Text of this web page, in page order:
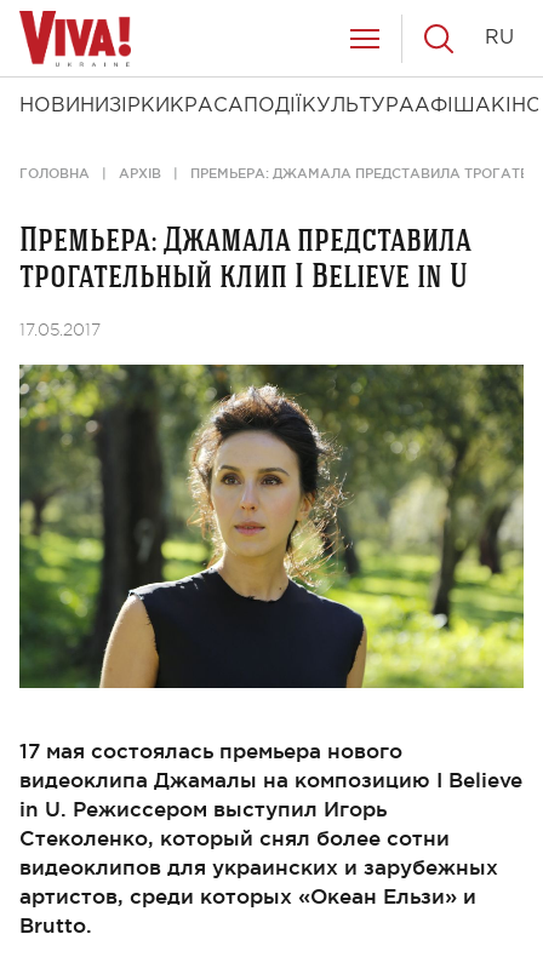
НОВИНИ ЗІРКИ КРАСА ПОДІЇ КУЛЬТУРААФІША КІНО
RU
ГОЛОВНА АРХІВ ПРЕМЬЕРА: ДЖАМАЛА ПРЕДСТАВИЛА
Премьера: Джамала представила
трогательный клип I Believe in U
17.05.2017
17 мая состоялась премьера нового
видеоклипа Джамалы на композицию I Believe
in U. Режиссером выступил Игорь
Стеколенко, который снял более сотни
видеоклипов для украинских и зарубежных
артистов, среди которых «Океан Ельзи» и
Brutto.